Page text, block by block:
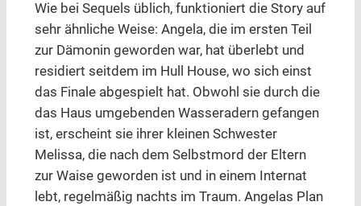
Wie bei Sequels üblich, funktioniert die Story auf
sehr ähnliche Weise: Angela, die im ersten Teil
zur Dämonin geworden war, hat überlebt und
residiert seitdem im Hull House, wo sich einst
das Finale abgespielt hat. Obwohl sie durch die
das Haus umgebenden Wasseradern gefangen
ist, erscheint sie ihrer kleinen Schwester
Melissa, die nach dem Selbstmord der Eltern
zur Waise geworden ist und in einem Internat
lebt, regelmäßig nachts im Traum. Angelas Plan